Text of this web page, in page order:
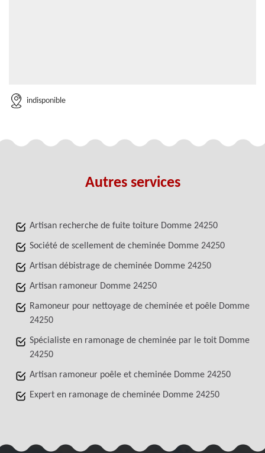
indisponible
Autres services
Artisan recherche de fuite toiture Domme 24250
Société de scellement de cheminée Domme 24250
Artisan débistrage de cheminée Domme 24250
Artisan ramoneur Domme 24250
Ramoneur pour nettoyage de cheminée et poêle Domme
24250
Spécialiste en ramonage de cheminée par le toit Domme
24250
Artisan ramoneur poêle et cheminée Domme 24250
Expert en ramonage de cheminée Domme 24250